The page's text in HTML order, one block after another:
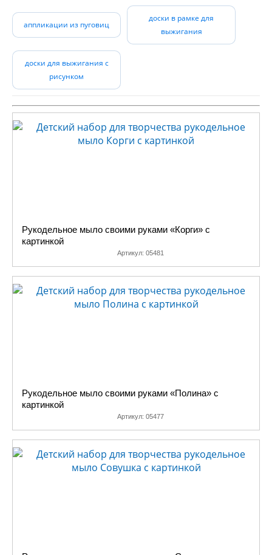
выбрать для своего
ребенка и традиционные
наборы для творчества
(наборы для вышивания,
рынке наборы для
творчества, например:
аппликации из пайеток, и
изготовить с помощью
аппликации из пуговиц
доски в рамке для
выжигания
доски для выжигания с
рисунком
Рукодельное мыло своими руками «Корги» с
картинкой
Артикул: 05481
Рукодельное мыло своими руками «Полина» с
картинкой
Артикул: 05477